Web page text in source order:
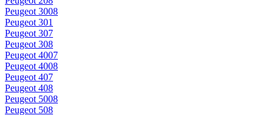
Peugeot 3008
Peugeot 301
Peugeot 307
Peugeot 308
Peugeot 4007
Peugeot 4008
Peugeot 407
Peugeot 408
Peugeot 5008
Peugeot 508